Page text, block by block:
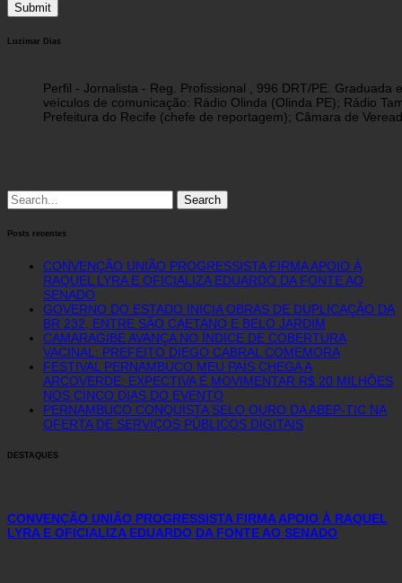
Luzimar Dias
Perfil - Jornalista - Reg. Profissional , 996 DRT/PE.
veículos de comunicação: Rádio Olinda (Olinda PE); Rádio
Prefeitura do Recife (chefe de reportagem); Câmara de
Search
for:
Posts recentes
CONVENÇÃO UNIÃO PROGRESSISTA FIRMA APOIO À
RAQUEL LYRA E OFICIALIZA EDUARDO DA FONTE AO
SENADO
GOVERNO DO ESTADO INICIA OBRAS DE DUPLICAÇÃO DA
BR 232, ENTRE SÃO CAETANO E BELO JARDIM
CAMARAGIBE AVANÇA NO ÍNDICE DE COBERTURA
VACINAL: PREFEITO DIEGO CABRAL COMEMORA
FESTIVAL PERNAMBUCO MEU PAÍS CHEGA A
ARCOVERDE: EXPECTIVA É MOVIMENTAR R$ 20 MILHÕES
NOS CINCO DIAS DO EVENTO
PERNAMBUCO CONQUISTA SELO OURO DA ABEP-TIC NA
OFERTA DE SERVIÇOS PÚBLICOS DIGITAIS
DESTAQUES
CONVENÇÃO UNIÃO PROGRESSISTA FIRMA APOIO À RAQUEL
LYRA E OFICIALIZA EDUARDO DA FONTE AO SENADO